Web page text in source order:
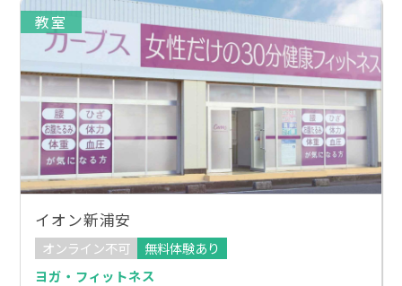
教室
イオン新浦安
オンライン不可
無料体験あり
ヨガ・フィットネス